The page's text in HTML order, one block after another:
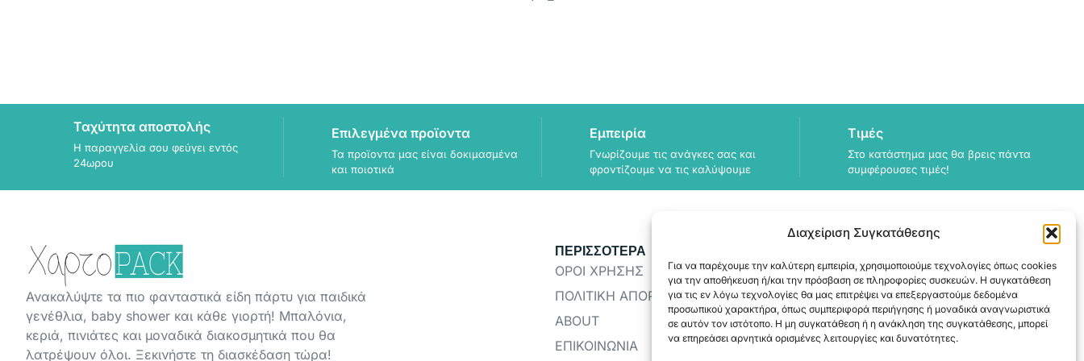
Διαχείριση Συγκατάθεσης
Για να παρέχουμε την καλύτερη εμπειρία, χρησιμοποιούμε τεχνολογίες όπως cookies
για την αποθήκευση ή/και την πρόσβαση σε πληροφορίες συσκευών. Η συγκατάθεση
για τις εν λόγω τεχνολογίες θα μας επιτρέψει να επεξεργαστούμε δεδομένα
προσωπικού χαρακτήρα, όπως συμπεριφορά περιήγησης ή μοναδικά αναγνωριστικά
σε αυτόν τον ιστότοπο. Η μη συγκατάθεση ή η ανάκληση της συγκατάθεσης, μπορεί
να επηρεάσει αρνητικά ορισμένες λειτουργίες και δυνατότητες.
Ταχύτητα αποστολής
Η παραγγελία σου φεύγει εντός
24ωρου
Επιλεγμένα προϊοντα
Τα προϊοντα μας είναι δοκιμασμένα
και ποιοτικά
Εμπειρία
Γνωρίζουμε τις ανάγκες σας και
φροντίζουμε να τις καλύψουμε
Τιμές
Στο κατάστημα μας θα βρεις πάντα
συμφέρουσες τιμές!
Ανακαλύψτε τα πιο φανταστικά είδη πάρτυ για παιδικά
γενέθλια, baby shower και κάθε γιορτή! Μπαλόνια,
κεριά, πινιάτες και μοναδικά διακοσμητικά που θα
λατρέψουν όλοι. Ξεκινήστε τη διασκέδαση τώρα!
ΠΕΡΙΣΣΟΤΕΡΑ
ΟΡΟΙ ΧΡΗΣΗΣ
ΠΟΛΙΤΙΚΗ ΑΠΟΡΡΗΤΟΥ
ABOUT
ΕΠΙΚΟΙΝΩΝΙΑ
ΠΛΗΡΟΦΟΡΙΕΣ
ΑΠΟΣΤΟΛΗ
ΕΞΟΦΛΗΣΗ